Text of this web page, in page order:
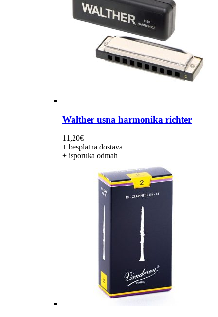
Walther usna harmonika richter
11,20€
+ besplatna dostava
+ isporuka odmah